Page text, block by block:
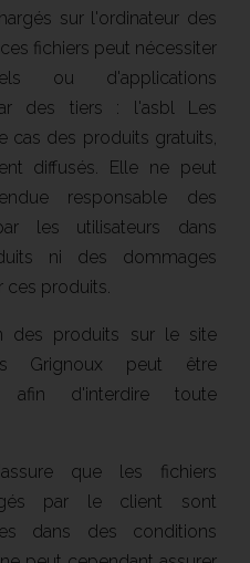
sur l'ordinateur des
fichiers peut nécessiter
ou d'applications
des tiers : l'asbl Les
cas des produits gratuits,
diffusés. Elle ne peut
responsable des
les utilisateurs dans
ni des dommages
ces produits.
des produits sur le site
Grignoux peut être
afin d'interdire toute
que les fichiers
par le client sont
dans des conditions